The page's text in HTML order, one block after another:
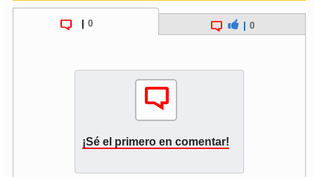
0 0
¡Sé el primero en comentar!